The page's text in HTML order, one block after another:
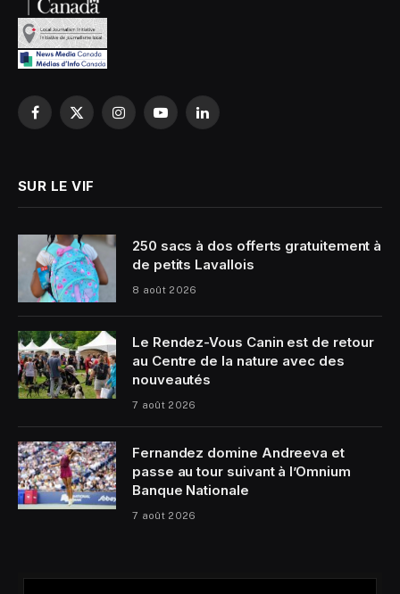
Facebook
X
InstagramYouTubeLinkedIn
SUR LE VIF
250 sacs à dos offerts gratuitement à
de petits Lavallois
8 août 2026
Le Rendez-Vous Canin est de retour
au Centre de la nature avec des
nouveautés
7 août 2026
Fernandez domine Andreeva et
passe au tour suivant à l’Omnium
Banque Nationale
7 août 2026